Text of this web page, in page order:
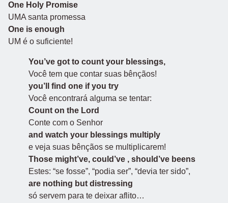
One Holy Promise
UMA santa promessa
One is enough
UM é o suficiente!
You’ve got to count your blessings,
Você tem que contar suas bênçãos!
you’ll find one if you try
Você encontrará alguma se tentar:
Count on the Lord
Conte com o Senhor
and watch your blessings multiply
e veja suas bênçãos se multiplicarem!
Those might’ve, could’ve , should’ve beens
Estes: “se fosse”, “podia ser”, “devia ter sido”,
are nothing but distressing
só servem para te deixar aflito…